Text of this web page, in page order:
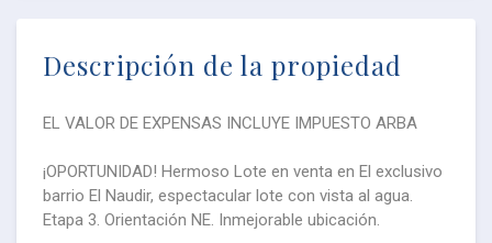
Descripción de la propiedad
EL VALOR DE EXPENSAS INCLUYE IMPUESTO ARBA
¡OPORTUNIDAD! Hermoso Lote en venta en El exclusivo
barrio El Naudir, espectacular lote con vista al agua.
Etapa 3. Orientación NE. Inmejorable ubicación.